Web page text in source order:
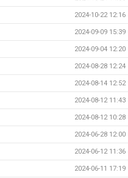
2024-10-22 12:16
2024-09-09 15:39
2024-09-04 12:20
2024-08-28 12:24
2024-08-14 12:52
2024-08-12 11:43
2024-08-12 10:28
2024-06-28 12:00
2024-06-12 11:36
2024-06-11 17:19